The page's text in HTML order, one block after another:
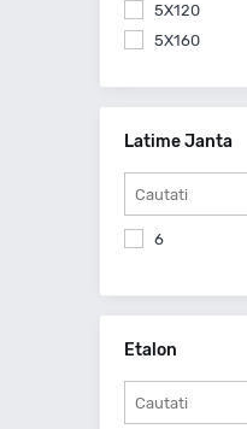
5X120
5X160
Latime Janta
6
Etalon